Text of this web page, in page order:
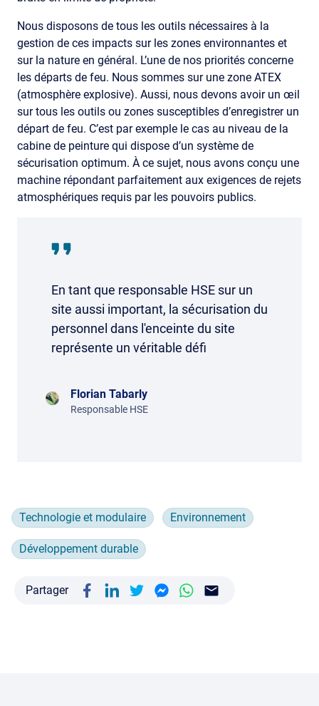
Nous disposons de tous les outils nécessaires à la
gestion de ces impacts sur les zones environnantes et
sur la nature en général. L’une de nos priorités concerne
les départs de feu. Nous sommes sur une zone ATEX
(atmosphère explosive). Aussi, nous devons avoir un œil
sur tous les outils ou zones susceptibles d’enregistrer un
départ de feu. C’est par exemple le cas au niveau de la
cabine de peinture qui dispose d’un système de
sécurisation optimum. À ce sujet, nous avons conçu une
machine répondant parfaitement aux exigences de rejets
atmosphériques requis par les pouvoirs publics.
En tant que responsable HSE sur un
site aussi important, la sécurisation du
personnel dans l'enceinte du site
représente un véritable défi
Florian Tabarly
Responsable HSE
Technologie et modulaire Environnement
Développement durable
Partager